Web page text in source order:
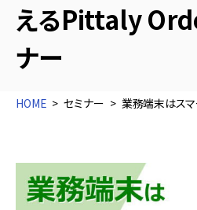
えるPittaly
ナー
HOME セミナー 業務端末はス